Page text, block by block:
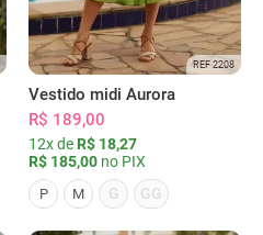
REF 2208
Vestido midi Aurora
R$ 189,00
12x de R$ 18,27
R$ 185,00 no PIX
P M G GG